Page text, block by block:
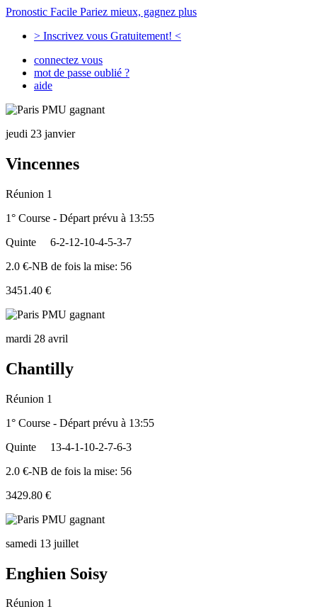
Pronostic Facile Pariez mieux, gagnez plus
> Inscrivez vous Gratuitement! <
connectez vous
mot de passe oublié ?
aide
jeudi 23 janvier
Vincennes
Réunion 1
1° Course - Départ prévu à 13:55
Quinte
6-2-12-10-4-5-3-7
2.0 €-NB de fois la mise: 56
3451.40 €
mardi 28 avril
Chantilly
Réunion 1
1° Course - Départ prévu à 13:55
Quinte
13-4-1-10-2-7-6-3
2.0 €-NB de fois la mise: 56
3429.80 €
samedi 13 juillet
Enghien Soisy
Réunion 1